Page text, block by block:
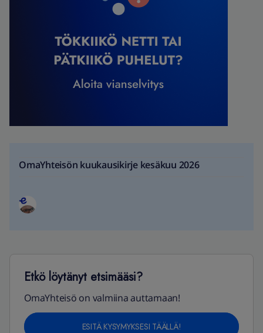
OmaYhteisön kuukausikirje kesäkuu 2026
Etkö löytänyt etsimääsi?
OmaYhteisö on valmiina auttamaan!
ESITÄ KYSYMYKSESI TÄÄLLÄ!